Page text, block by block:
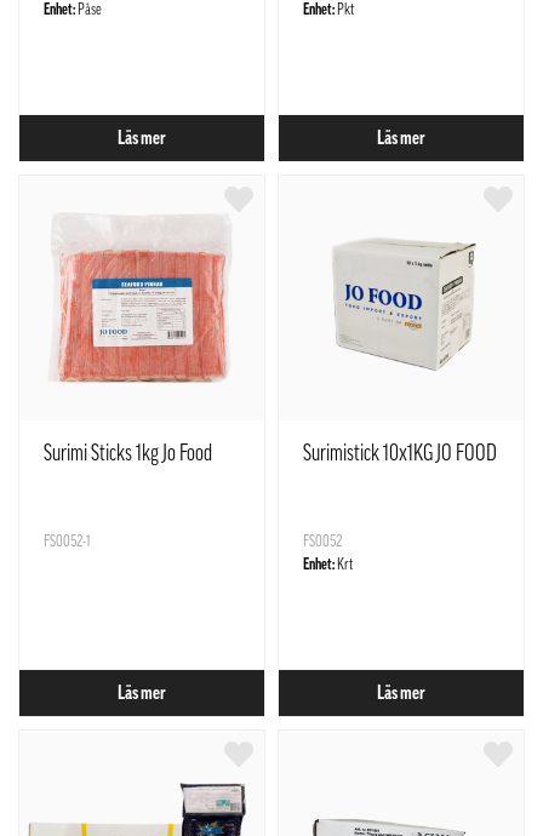
Enhet: Påse
Läs mer
Enhet: Pkt
Läs mer
Surimi Sticks 1kg Jo Food
FS0052-1
Läs mer
Surimistick 10x1KG JO FOOD
FS0052
Enhet: Krt
Läs mer